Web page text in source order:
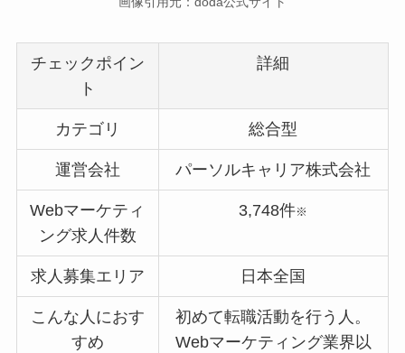
チェックポイン
ト
詳細
カテゴリ 総合型
運営会社 パーソルキャリア株式会社
Webマーケティ
ング求人件数
3,748件※
求人募集エリア 日本全国
こんな人におす
すめ
初めて転職活動を行う人。
Webマーケティング業界以